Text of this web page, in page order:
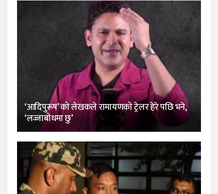
‘आदिपुरूष’ को लेखकले रामायणको ट्रेलर हेरे पछि भने,
‘लज्जाबोधमा छु’